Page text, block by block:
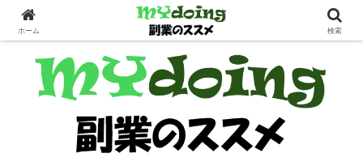
副業界隈
ホーム 検索